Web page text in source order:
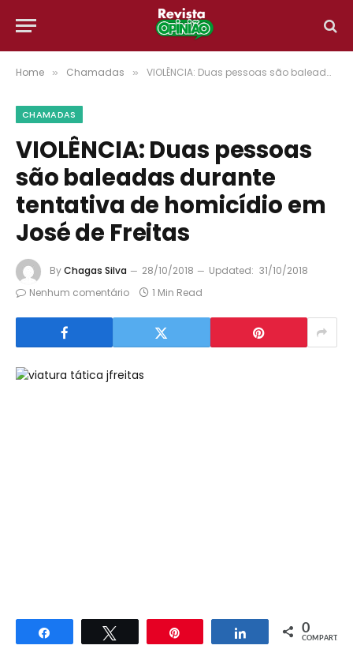
Home » Chamadas » VIOLÊNCIA: Duas pessoas são baleadas durante tentativa de homicídio em José de Freitas
CHAMADAS
VIOLÊNCIA: Duas pessoas
são baleadas durante
tentativa de homicídio em
José de Freitas
ByChagas Silva 28/10/2018 Updated: 31/10/2018
Nenhum comentário
1 Min Read
Compartilhar Compartilhar
0
COMPART.